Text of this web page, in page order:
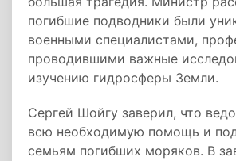
погибшие подводники были
военными специалистами,
проводившими важные
изучению гидросферы Земли.
Сергей Шойгу заверил, что
всю необходимую помощь и
семьям погибших моряков. В